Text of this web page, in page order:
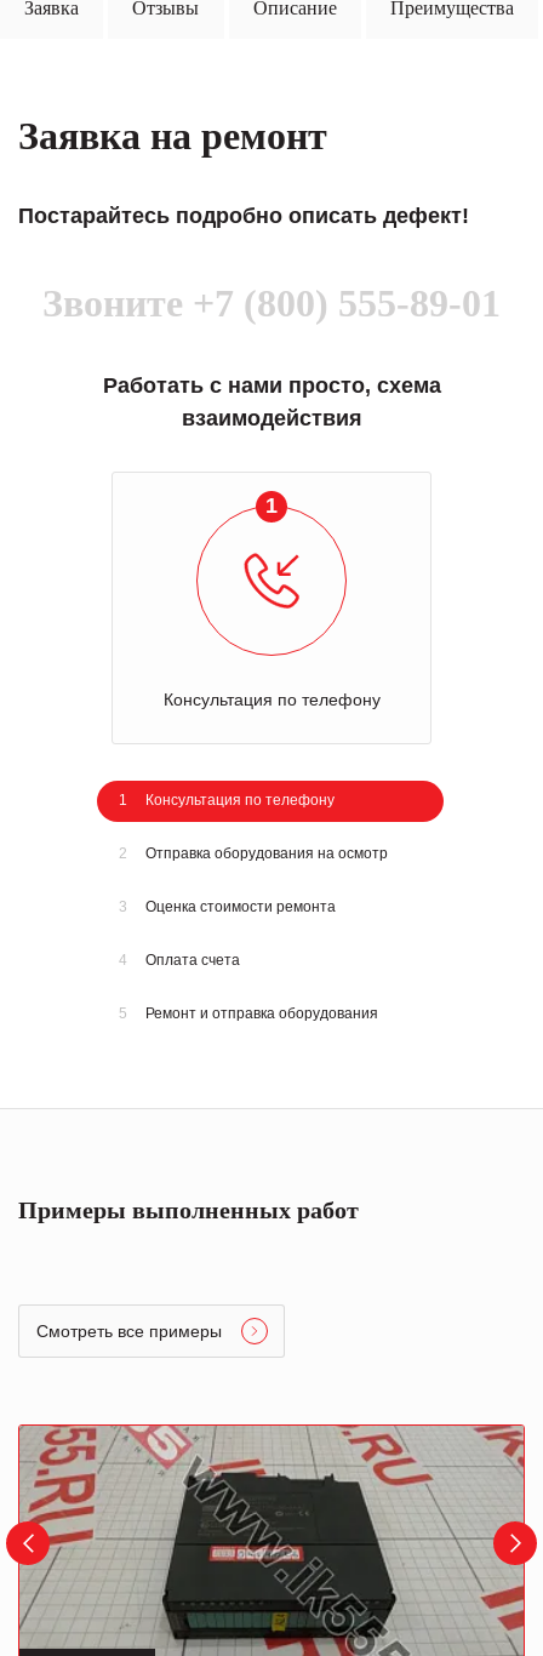
Заявка Отзывы Описание Преимущества
Заявка на ремонт
Постарайтесь подробно описать дефект!
Звоните +7 (800) 555-89-01
Работать с нами просто, схема
взаимодействия
1
Консультация по телефону
1 Консультация по телефону
2 Отправка оборудования на осмотр
3 Оценка стоимости ремонта
4 Оплата счета
5 Ремонт и отправка оборудования
Примеры выполненных работ
Смотреть все примеры